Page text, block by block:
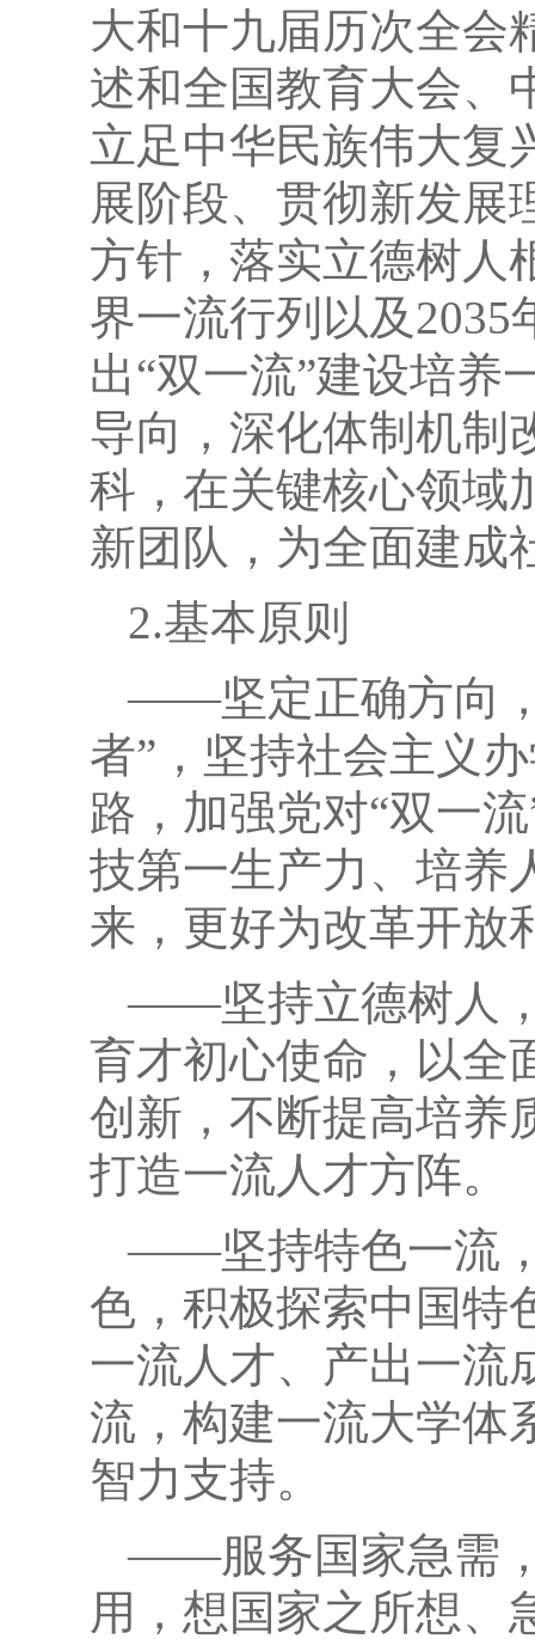
大和十九届历次全会
述和全国教育大会、
立足中华民族伟大复
展阶段、贯彻新发展
方针，落实立德树人
界一流行列以及
出“双一流”建设培养
导向，深化体制机制
科，在关键核心领域
新团队，为全面建成
2.基本原则
——坚定正确方向，
者”，坚持社会主义
路，加强党对“双一
技第一生产力、培养
来，更好为改革开放
——坚持立德树人
育才初心使命，以全
创新，不断提高培养
打造一流人才方阵。
——坚持特色一流
色，积极探索中国特
一流人才、产出一流
流，构建一流大学体
智力支持。
——服务国家急需
用，想国家之所想、